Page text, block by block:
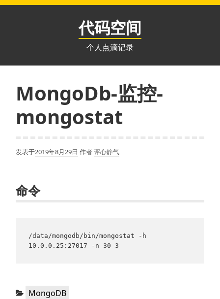
跳
代码空间
个人点滴记录
MongoDb-监控-
mongostat
发表于2019年8月29日 作者评心静气
命令
/data/mongodb/bin/mongostat -h
10.0.0.25:27017 -n 30 3
分
MongoDB